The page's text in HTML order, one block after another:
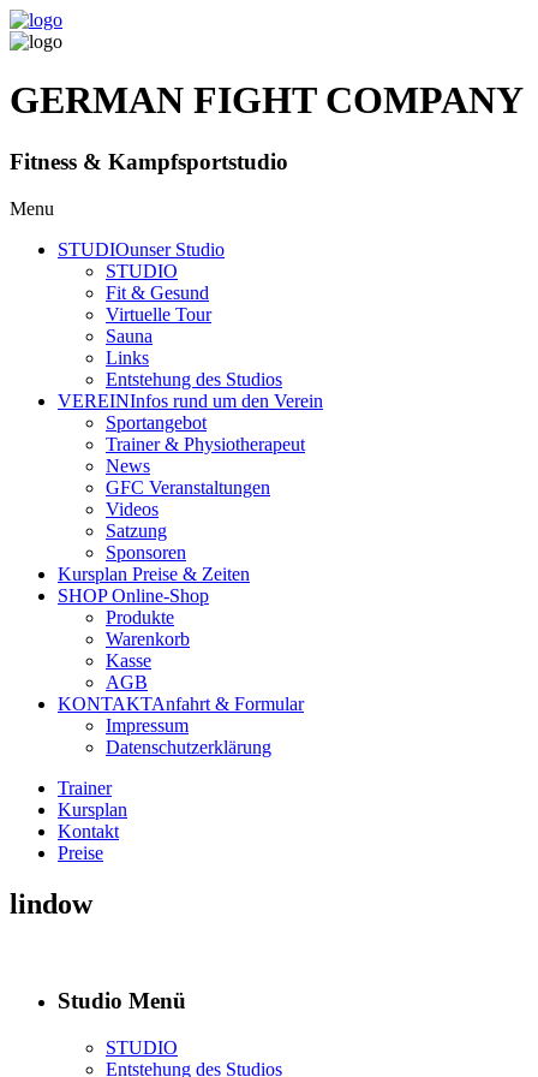
GERMAN FIGHT COMPANY
Fitness & Kampfsportstudio
Menu
STUDIOunser Studio
STUDIO
Fit & Gesund
Virtuelle Tour
Sauna
Links
Entstehung des Studios
VEREINInfos rund um den Verein
Sportangebot
Trainer& Physiotherapeut
News
GFC Veranstaltungen
Videos
Satzung
Sponsoren
Kursplan Preise & Zeiten
SHOPOnline-Shop
Produkte
Warenkorb
Kasse
AGB
KONTAKTAnfahrt & Formular
Impressum
Datenschutzerklärung
Trainer
Kursplan
Kontakt
Preise
lindow
Studio Menü
STUDIO
Entstehung des Studios